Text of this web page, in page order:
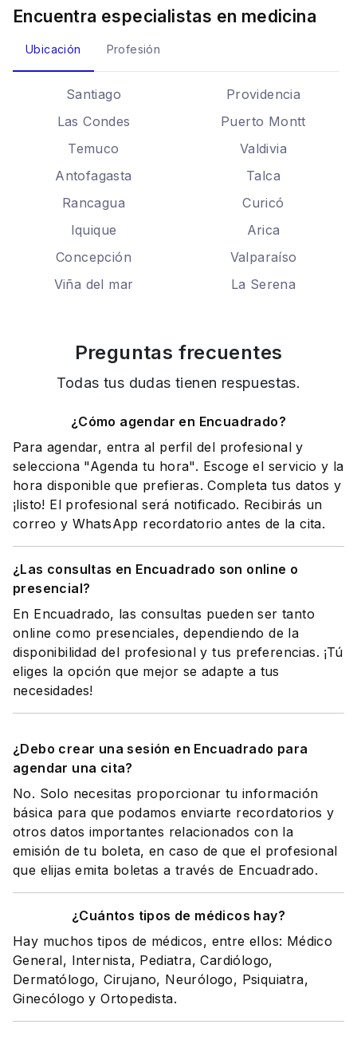
Encuentra especialistas en medicina
Ubicación Profesión
Santiago
Providencia
Las Condes
Puerto Montt
Temuco
Valdivia
Antofagasta
Talca
Rancagua
Curicó
Iquique
Arica
Concepción
Valparaíso
Viña del mar
La Serena
Preguntas frecuentes
Todas tus dudas tienen respuestas.
¿Cómo agendar en Encuadrado?
Para agendar, entra al perfil del profesional y
selecciona "Agenda tu hora". Escoge el servicio y la
hora disponible que prefieras. Completa tus datos y
¡listo! El profesional será notificado. Recibirás un
correo y WhatsApp recordatorio antes de la cita.
¿Las consultas en Encuadrado son online o
presencial?
En Encuadrado, las consultas pueden ser tanto
online como presenciales, dependiendo de la
disponibilidad del profesional y tus preferencias. ¡Tú
eliges la opción que mejor se adapte a tus
necesidades!
¿Debo crear una sesión en Encuadrado para
agendar una cita?
No. Solo necesitas proporcionar tu información
básica para que podamos enviarte recordatorios y
otros datos importantes relacionados con la
emisión de tu boleta, en caso de que el profesional
que elijas emita boletas a través de Encuadrado.
¿Cuántos tipos de médicos hay?
Hay muchos tipos de médicos, entre ellos: Médico
General, Internista, Pediatra, Cardiólogo,
Dermatólogo, Cirujano, Neurólogo, Psiquiatra,
Ginecólogo y Ortopedista.